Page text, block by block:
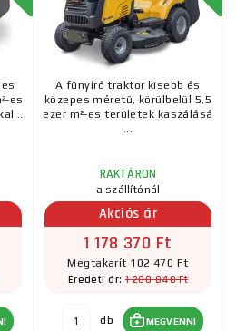
es
...
A fűnyíró traktor kisebb és
közepes méretű, körülbelül 5,5
ezer m²-es területek kaszálásá
...
RAKTÁRON
a szállítónál
Akciós ár
1 178 370 Ft
Megtakarít 102 470 Ft
Eredeti ár: 1 280 840 Ft
db MEGVENNI